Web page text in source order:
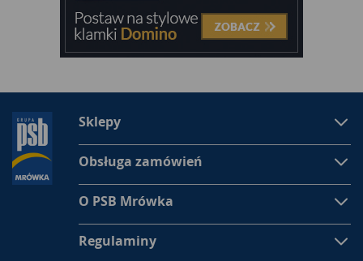
więźby dachowej domów jednorodzinnych
konstrukcyjneklasy C30. Zasada jest prosta – im wyższa
klasa, tym większa wytrzymałość materiału.Drewno
budowlanepowinno być także suszone komorowo oraz
czynnikami biologicznymi i owadami.
Płyta konstrukcyjna
poziom wilgotności, który gwarantuje jej wytrzymałość na
zginanie. Najbardziej trwałe są surowce suszone komorowo.
Odpowiednia wilgotność
płyty konstrukcyjnesą oznaczone symbolem CE,
możemy mieć pewność, że spełniają odpowiednio normy, w
tym najważniejszą związaną z wytrzymałością materiału.
Sklepy
Obsługa zamówień
O PSB Mrówka
Regulaminy